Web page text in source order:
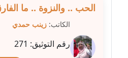
عاملة
مدونة عزة بركة
عاملة
الحب .. والنزوة .. ما
الكاتب: زينب حمدي
رقم التوثيق: 271